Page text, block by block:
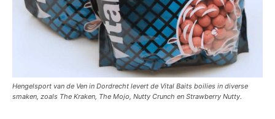
Hengelsport van de Ven in Dordrecht levert de Vital Baits boilies in diverse
smaken, zoals The Kraken, The Mojo, Nutty Crunch en Strawberry Nutty.